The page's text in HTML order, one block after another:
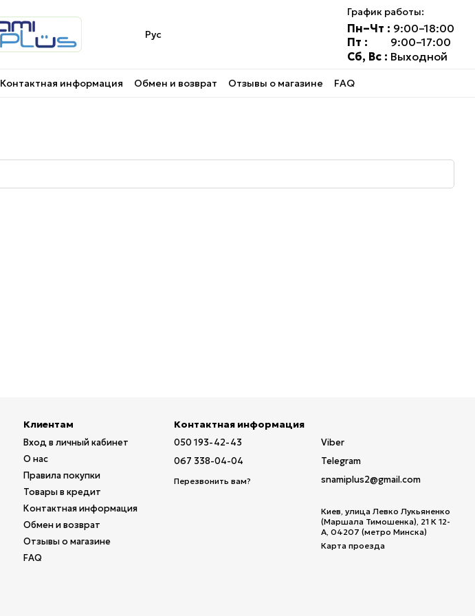
Рус
График работы:
Пн–Чт : 9:00–18:00
Пт :
9:00–17:00
Сб, Вс : Выходной
Контактная информация Обмен и возврат Отзывы о магазине FAQ
Клиентам
Вход в личный кабинет
О нас
Правила покупки
Товары в кредит
Контактная информация
Обмен и возврат
Отзывы о магазине
FAQ
Контактная информация
050 193-42-43
067 338-04-04
Перезвонить вам?
Viber
Telegram
snamiplus2@gmail.com
Киев, улица Левко Лукьяненко
(Маршала Тимошенка), 21 К 12-
А, 04207 (метро Минска)
Карта проезда